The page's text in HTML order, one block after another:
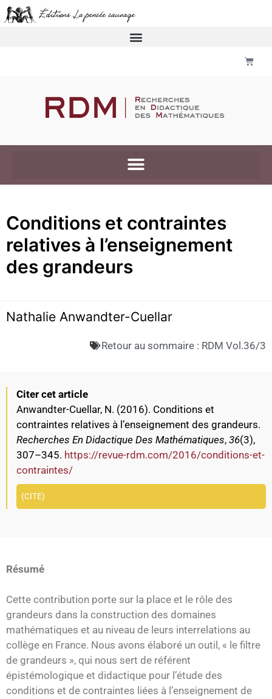
Conditions et contraintes
relatives à l’enseignement
des grandeurs
Nathalie Anwandter-Cuellar
Retour au sommaire : RDM Vol.36/3
Citer cet article
Anwandter-Cuellar, N. (2016). Conditions et
contraintes relatives à l’enseignement des grandeurs.
Recherches En Didactique Des Mathématiques, 36(3),
307–345. https://revue-rdm.com/2016/conditions-et-
contraintes/
CITE
Résumé
Cette contribution porte sur la place et le rôle des
grandeurs dans la construction des domaines
mathématiques et au niveau de leurs interrelations au
collège en France. Nous avons élaboré un outil, « le filtre
de grandeurs », qui nous sert de référent
épistémologique et didactique pour l’étude des
conditions et de contraintes liées à l’enseignement de